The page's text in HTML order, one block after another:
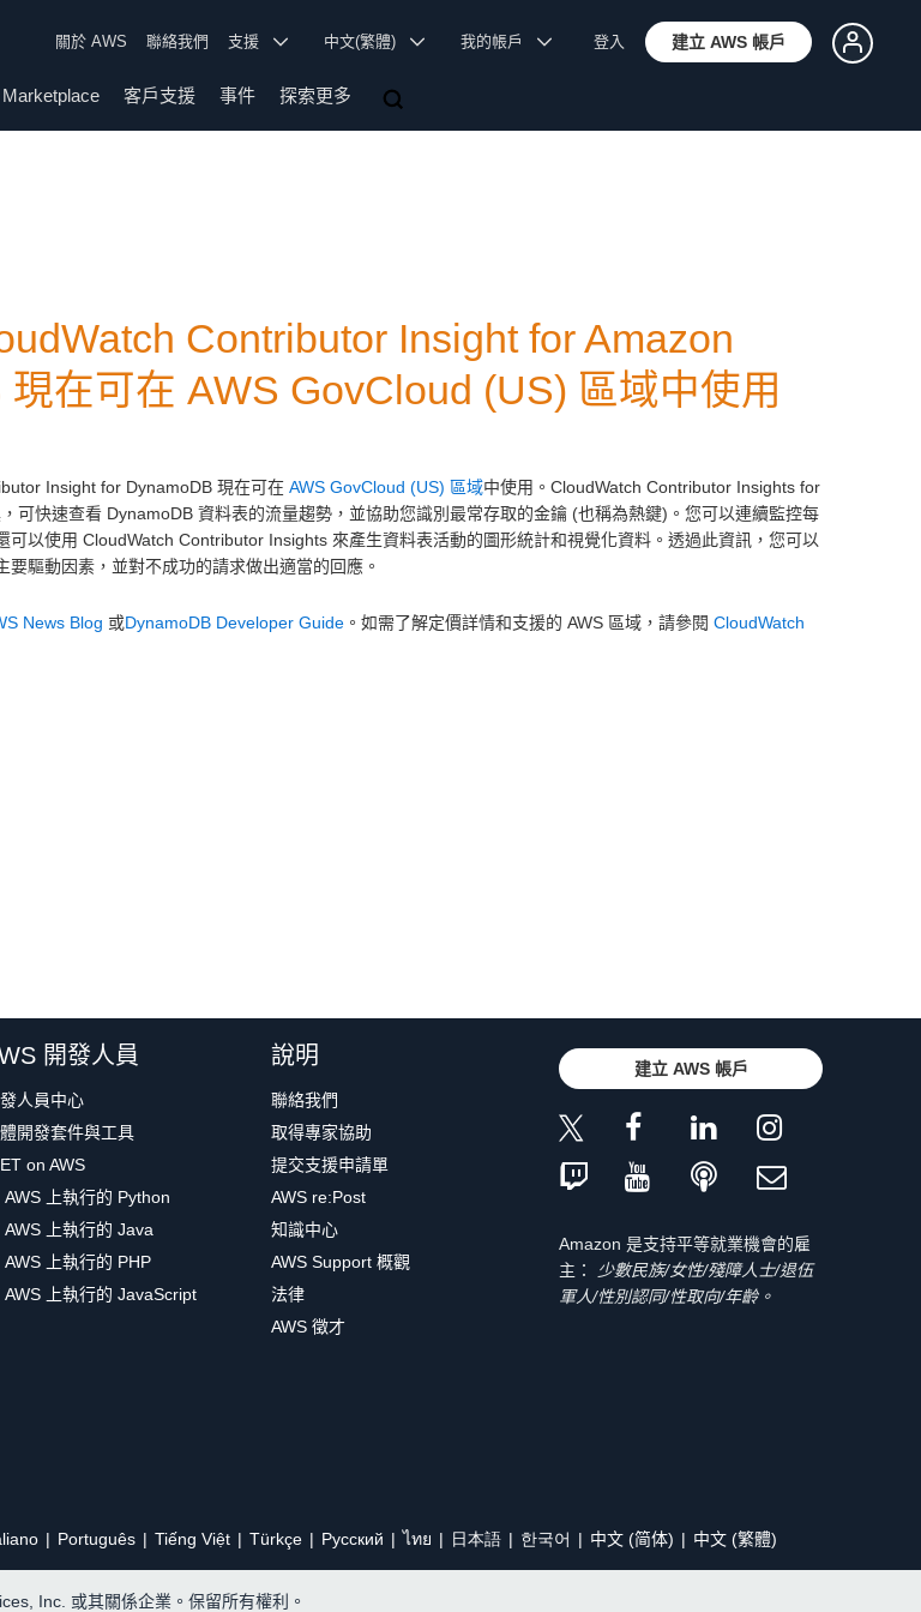
關於 AWS 聯絡我們 支援 中文(繁體) 我的帳戶 登入 建立 AWS 帳戶
客戶支援 事件 探索更多
Contributor Insight for Amazon
在可在 AWS GovCloud (US) 區域中使用
Insight for DynamoDB 現在可在 AWS GovCloud (US) 區域中使用。CloudWatch Contributor Insights for
可快速查看 DynamoDB 資料表的流量趨勢，並協助您識別最常存取的金鑰 (也稱為熱鍵)。您可以連續監控每
可以使用 CloudWatch Contributor Insights 來產生資料表活動的圖形統計和視覺化資料。透過此資訊，您可以
要驅動因素，並對不成功的請求做出適當的回應。
News Blog 或DynamoDB Developer Guide 。如需了解定價詳情和支援的 AWS 區域，請參閱 CloudWatch
開發人員
人員中心
開發套件與工具
on AWS
AWS 上執行的 Python
AWS 上執行的 Java
AWS 上執行的 PHP
AWS 上執行的 JavaScript
說明
聯絡我們
取得專家協助
提交支援申請單
AWS re:Post
知識中心
AWS Support 概觀
法律
AWS 徵才
建立 AWS 帳戶
Amazon 是支持平等就業機會的雇
主：
少數民族/女性/殘障人士/退伍
軍人/性別認同/性取向/年齡。
Português Tiếng Việt Türkçe Ρусский ไทย 日本語 한국어 中文 (简体) 中文 (繁體)
Inc. 或其關係企業。保留所有權利。